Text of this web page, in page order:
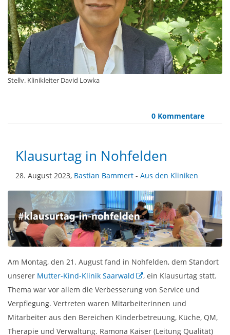
Stellv. Klinikleiter David Lowka
0 Kommentare
Klausurtag in Nohfelden
28. August 2023, Bastian Bammert - Aus den Kliniken
Am Montag, den 21. August fand in Nohfelden, dem Standort
unserer Mutter-Kind-Klinik Saarwald
, ein Klausurtag statt.
Thema war vor allem die Verbesserung von Service und
Verpflegung. Vertreten waren Mitarbeiterinnen und
Mitarbeiter aus den Bereichen Kinderbetreuung, Küche, QM,
Therapie und Verwaltung. Ramona Kaiser (Leitung Qualität)